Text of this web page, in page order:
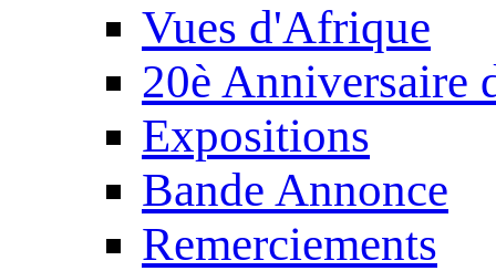
Vues d'Afrique
20è Anniversaire
Expositions
Bande Annonce
Remerciements